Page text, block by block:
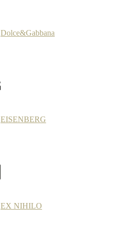
Dolce&Gabbana
EISENBERG
EX NIHILO